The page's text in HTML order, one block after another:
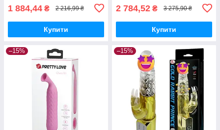
1 884,44 ₴ 2 216,99 ₴
Купити
2 784,52 ₴ 3 275,90 ₴
Купити
–15% –15%